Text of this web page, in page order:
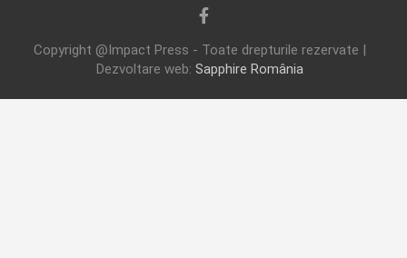
Copyright @Impact Press - Toate drepturile rezervate |
Dezvoltare web: Sapphire România